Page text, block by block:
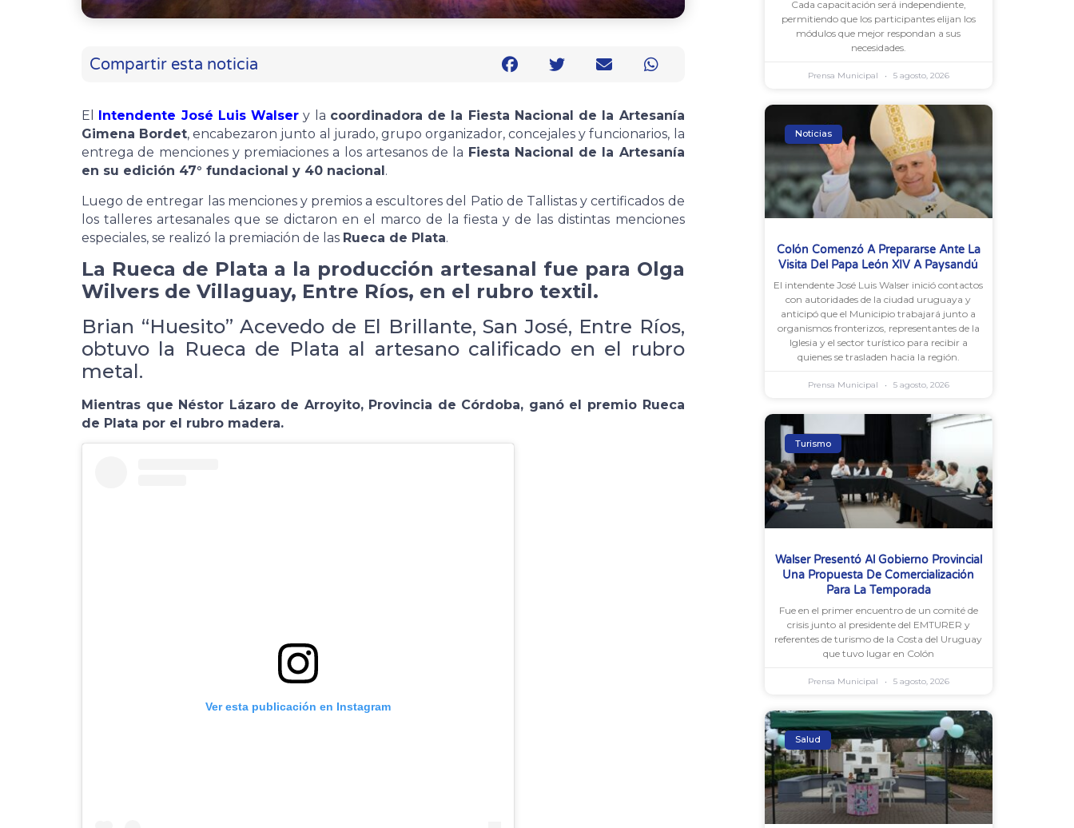
Compartir esta noticia
El Intendente José Luis Walser y la coordinadora de la Fiesta Nacional de la Artesanía
Gimena Bordet, encabezaron junto al jurado, grupo organizador, concejales y funcionarios, la
entrega de menciones y premiaciones a los artesanos de la Fiesta Nacional de la Artesanía
en su edición 47° fundacional y 40 nacional .
Luego de entregar las menciones y premios a escultores del Patio de Tallistas y certificados de
los talleres artesanales que se dictaron en el marco de la fiesta y de las distintas menciones
especiales, se realizó la premiación de las Rueca de Plata.
La Rueca de Plata a la producción artesanal fue para Olga
Wilvers de Villaguay, Entre Ríos, en el rubro textil.
Brian “Huesito” Acevedo de El Brillante, San José, Entre Ríos,
obtuvo la Rueca de Plata al artesano calificado en el rubro
metal.
Mientras que Néstor Lázaro de Arroyito, Provincia de Córdoba, ganó el premio Rueca
de Plata por el rubro madera.
Ver esta publicación en Instagram
Cada capacitación será independiente,
permitiendo que los participantes elijan los
módulos que mejor respondan a sus
necesidades.
Prensa Municipal 5 agosto, 2026
Noticias
Colón Comenzó A Prepararse Ante La
Visita Del Papa León XIV A Paysandú
El intendente José Luis Walser inició contactos
con autoridades de la ciudad uruguaya y
anticipó que el Municipio trabajará junto a
organismos fronterizos, representantes de la
Iglesia y el sector turístico para recibir a
quienes se trasladen hacia la región.
Prensa Municipal 5 agosto, 2026
Turismo
Walser Presentó Al Gobierno Provincial
Una Propuesta De Comercialización
Para La Temporada
Fue en el primer encuentro de un comité de
crisis junto al presidente del EMTURER y
referentes de turismo de la Costa del Uruguay
que tuvo lugar en Colón
Prensa Municipal 5 agosto, 2026
Salud